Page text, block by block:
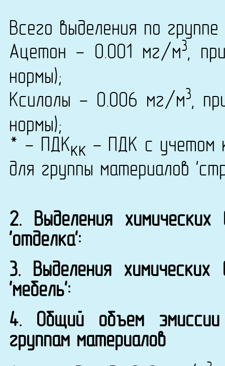
Всего выделения по
Ацетон - 0.001 мг/м3,
нормы);
Ксилолы - 0.006 мг/м3,
нормы);
* - ПДКкк - ПДК с учетом
для группы материалов
2. Выделения
'отделка':
3. Выделения
'мебель':
4. Общий объем
группам материалов